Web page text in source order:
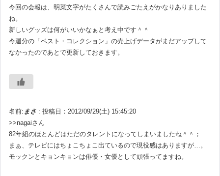
今回の会報は、明菜文字がたくさんで読みごたえがかなりありました
ね。
新しいグッズは何がいいかなぁと考え中です＾＾
今週分の「ベスト・コレクション」の売上げデータがまだアップして
なかったのであとで更新しておきます。
名前: まさ : 投稿日：2012/09/29(土) 15:45:20
>>nagaiさん
82年組のほとんどはただのタレントになってしまいましたね＾＾；
まぁ、テレビにはちょこちょこ出ているので現役感はありますが…。
モックンとキョンキョンは俳優・女優として頑張ってますね。